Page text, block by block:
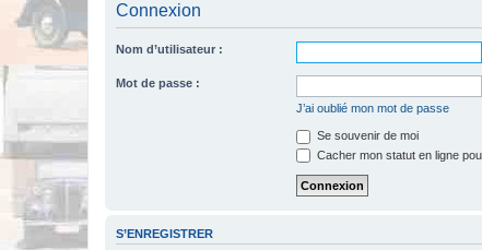
Connexion
Nom d’utilisateur :
Mot de passe :
J’ai oublié mon mot de passe
Se souvenir de moi
Cacher mon statut en ligne
S’ENREGISTRER